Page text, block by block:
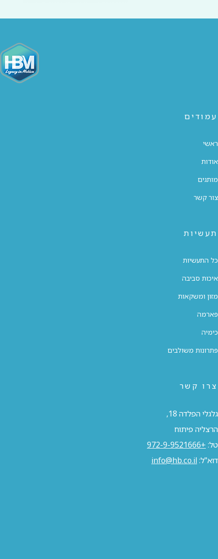
עמודים
ראשי
אודות
מותגים
צור קשר
תעשיות
כל התעשיות
איכות סביבה
מזון ומשקאות
פארמה
כימיה
פתרונות משולבים
צרו קשר
גלגלי הפלדה 18,
הרצליה פיתוח
טל: +972-9-9521666
דוא"ל:info@hb.co.il